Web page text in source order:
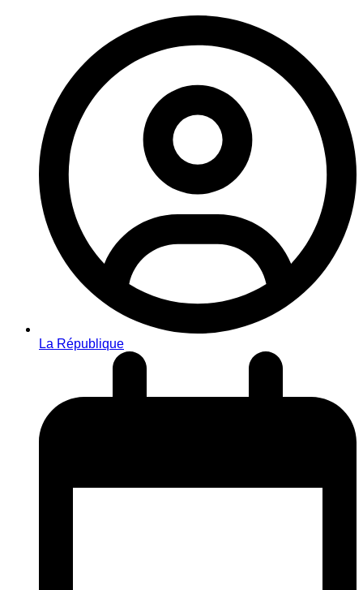
La République